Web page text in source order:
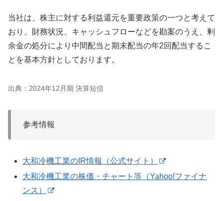
当社は、株主に対する利益還元を重要政策の一つと考えて
おり、財務状況、キャッシュフローなどを勘案のうえ、剰
余金の処分により中間配当と期末配当の年2回配当するこ
とを基本方針としております。
出典：2024年12月期 決算短信
参考情報
大和冷機工業のIR情報（公式サイト）
大和冷機工業の株価・チャート等（Yahoo!ファイナ
ンス）